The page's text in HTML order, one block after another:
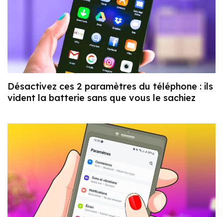
Désactivez ces 2 paramètres du téléphone : ils
vident la batterie sans que vous le sachiez